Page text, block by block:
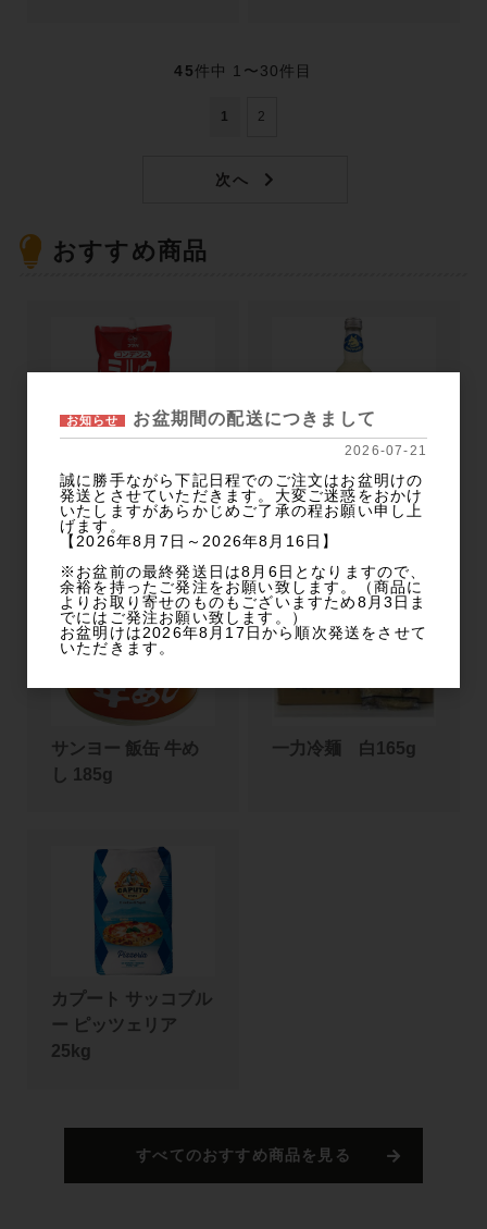
45件中 1〜30件目
1 2
おすすめ商品
コンデンスミルク(ス
パウトパウチ)1kg
フェンティマンス ビ
クトリアンレモネー
ド 275ml
サンヨー 飯缶 牛め
し 185g
一力冷麺 白165g
カプート サッコブル
ー ピッツェリア
25kg
すべてのおすすめ商品を見る
お知らせ お盆期間の配送につきまして
2026-07-21
誠に勝手ながら下記日程でのご注文はお盆明けの
発送とさせていただきます。大変ご迷惑をおかけ
いたしますがあらかじめご了承の程お願い申し上
げます。
【2026年8月7日～2026年8月16日】
※お盆前の最終発送日は8月6日となりますので、
余裕を持ったご発注をお願い致します。（商品に
よりお取り寄せのものもございますため8月3日ま
でにはご発注お願い致します。）
お盆明けは2026年8月17日から順次発送をさせて
いただきます。